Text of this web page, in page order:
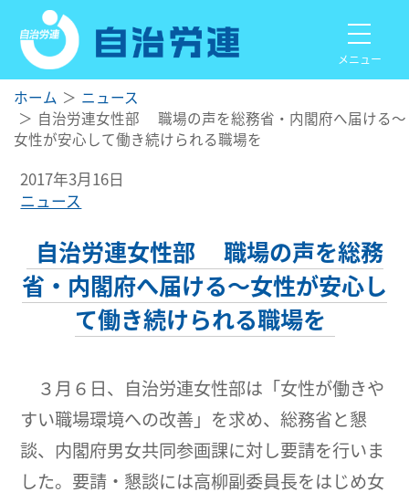
メニュー
ホーム
ニュース
自治労連女性部 職場の声を総務省・内閣府へ届ける～
女性が安心して働き続けられる職場を
2017年3月16日
ニュース
自治労連女性部 職場の声を総務
省・内閣府へ届ける～女性が安心し
て働き続けられる職場を
３月６日、自治労連女性部は「女性が働きや
すい職場環境への改善」を求め、総務省と懇
談、内閣府男女共同参画課に対し要請を行いま
した。要請・懇談には高柳副委員長をはじめ女